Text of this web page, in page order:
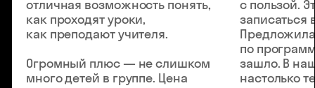
отличная возможность понять,
как проходят уроки,
как преподают учителя.
Огромный плюс — не слишком
много детей в группе. Цена
с пользой.
записаться
по
зашло. В
настолько